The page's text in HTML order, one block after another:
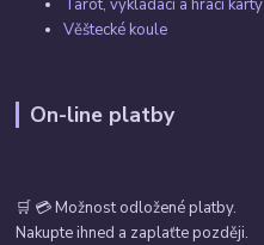
Tarot, vykládací a hrací karty
Věštecké koule
On-line platby
🛒 💳 Možnost odložené platby.
Nakupte ihned a zaplaťte později.